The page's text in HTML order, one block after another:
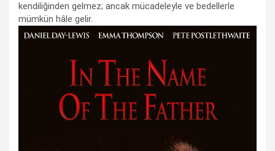
kendiliğinden gelmez; ancak mücadeleyle ve bedellerle
mümkün hâle gelir.